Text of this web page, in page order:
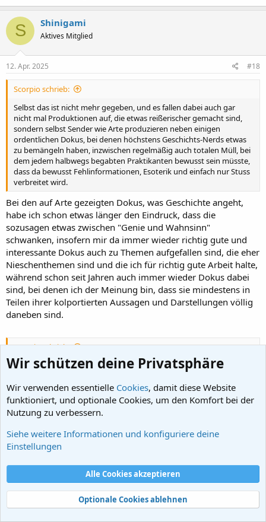
S Shinigami
Aktives Mitglied
12. Apr. 2025 #18
Scorpio schrieb:
Selbst das ist nicht mehr gegeben, und es fallen dabei auch gar
nicht mal Produktionen auf, die etwas reißerischer gemacht sind,
sondern selbst Sender wie Arte produzieren neben einigen
ordentlichen Dokus, bei denen höchstens Geschichts-Nerds etwas
zu bemängeln haben, inzwischen regelmäßig auch totalen Müll, bei
dem jedem halbwegs begabten Praktikanten bewusst sein müsste,
dass da bewusst Fehlinformationen, Esoterik und einfach nur Stuss
verbreitet wird.
Bei den auf Arte gezeigten Dokus, was Geschichte angeht,
habe ich schon etwas länger den Eindruck, dass die
sozusagen etwas zwischen "Genie und Wahnsinn"
schwanken, insofern mir da immer wieder richtig gute und
interessante Dokus auch zu Themen aufgefallen sind, die eher
Nieschenthemen sind und die ich für richtig gute Arbeit halte,
während schon seit Jahren auch immer wieder Dokus dabei
sind, bei denen ich der Meinung bin, dass sie mindestens in
Teilen ihrer kolportierten Aussagen und Darstellungen völlig
daneben sind.
Scorpio schrieb:
Wenn dann eine Runde zusammensitzt, bei der keiner mehr
Raum nicht angesprochen werden darf, missliebige Tatsachen
verschwiegen, heruntergespielt und relativiert werden, wenn dem
Zuschauer eine bestimmte Botschaft aggressiv ins Hirn gehämmert
wird, dann erinnert mich das schon zuweilen frappierend an
Propaganda-Sendungen wie den "Schwarzen Kanal", wenn nicht
sogar noch schlimmere Assoziationen sich einstellen und man sieht
wie etwas, das in George Orwells "1984" oder "Animal Farm" noch
2025 geworden ist, wie dem Zuschauer gequirlte Scheiße vorgesetzt
wird, die uns die Öffentlich-Rechtlichen dann noch als noch als
Mousse au Chocolat und als etwas ungeheuer Emanzipatorisches,
Fortschrittliches und Humanes verkaufen wollen.
Das wird ja heute allerorten reichlich beklagt und von
verschiedenen Interessengruppen regelmäßig im Mund
geführt, in Form des Vorwurfs, ihre jeweiligen Gegner
würden die Medien Durchsetzt und damit die öffentliche
Wir schützen deine Privatsphäre
Wir verwenden essentielle Cookies, damit diese Website
funktioniert, und optionale Cookies, um den Komfort bei der
Nutzung zu verbessern.
Siehe weitere Informationen und konfiguriere deine
Einstellungen
Alle Cookies akzeptieren
Optionale Cookies ablehnen